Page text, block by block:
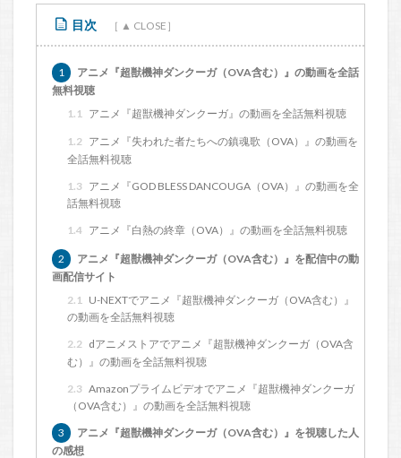
目次
1
アニメ『超獣機神ダンクーガ（OVA含む）』の動画を全話
無料視聴
1.1
アニメ『超獣機神ダンクーガ』の動画を全話無料視聴
1.2 アニメ『失われた者たちへの鎮魂歌（OVA）』の動画を
全話無料視聴
1.3 アニメ『GOD BLESS DANCOUGA（OVA）』の動画を全
話無料視聴
1.4 アニメ『白熱の終章（OVA）』の動画を全話無料視聴
2
アニメ『超獣機神ダンクーガ（OVA含む）』を配信中の動
画配信サイト
2.1
U-NEXTでアニメ『超獣機神ダンクーガ（OVA含む）』
の動画を全話無料視聴
2.2 dアニメストアでアニメ『超獣機神ダンクーガ（OVA含
む）』の動画を全話無料視聴
2.3 Amazonプライムビデオでアニメ『超獣機神ダンクーガ
（OVA含む）』の動画を全話無料視聴
3
アニメ『超獣機神ダンクーガ（OVA含む）』を視聴した人
の感想